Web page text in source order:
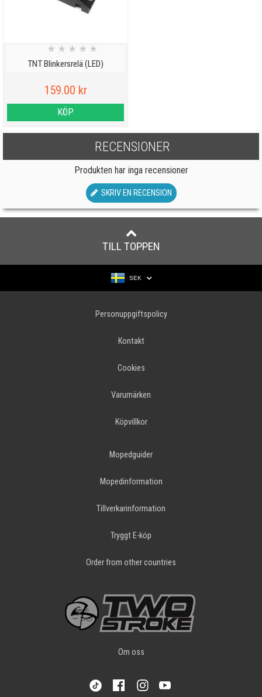
TNT Blinkersrelä (LED)
★ ★ ★ ★ ★
159.00 kr
KÖP
RECENSIONER
Produkten har inga recensioner
SKRIV EN RECENSION
TILL TOPPEN
SEK
Personuppgiftspolicy
Kontakt
Cookies
Varumärken
Köpvillkor
Mopedguider
Mopedinformation
Tillverkarinformation
Tryggt E-köp
Order from other countries
Om oss